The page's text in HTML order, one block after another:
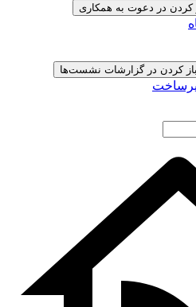
کردن در دعوت به همکاری
باز کردن در گزارشات نشست‌ها